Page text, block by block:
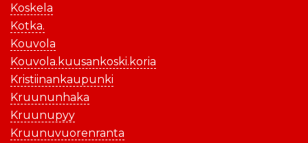
Koskela
Kotka.
Kouvola
Kouvola.kuusankoski.koria
Kristiinankaupunki
Kruununhaka
Kruunupyy
Kruunuvuorenranta